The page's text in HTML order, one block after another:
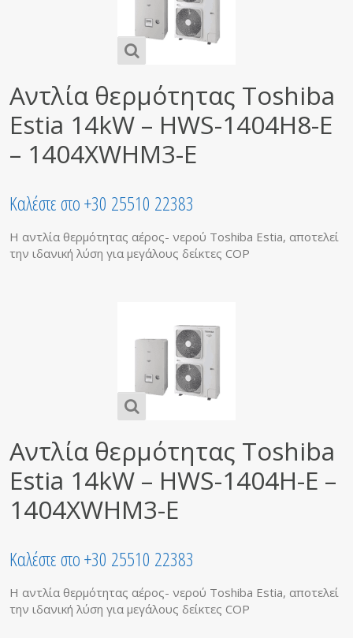
Αντλία θερμότητας Toshiba
Estia 14kW – HWS-1404H8-E
– 1404XWHM3-E
Καλέστε στο +30 25510 22383
Η αντλία θερμότητας αέρος- νερού Toshiba Estia, αποτελεί
την ιδανική λύση για μεγάλους δείκτες COP
Αντλία θερμότητας Toshiba
Estia 14kW – HWS-1404H-E –
1404XWHM3-E
Καλέστε στο +30 25510 22383
Η αντλία θερμότητας αέρος- νερού Toshiba Estia, αποτελεί
την ιδανική λύση για μεγάλους δείκτες COP